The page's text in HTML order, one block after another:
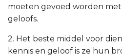
moeten gevoed worden
geloofs.
2. Het beste middel voor
kennis en geloof is ze hun